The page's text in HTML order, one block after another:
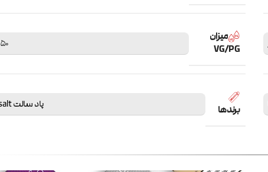
میزان
VG/PG
50 / 50
برندها پاد سالت Podsalt